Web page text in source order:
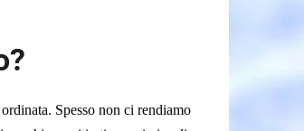
Spesso non ci rendiamo